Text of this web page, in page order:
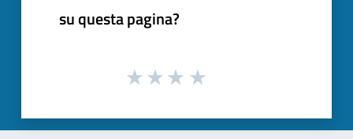
su questa pagina?